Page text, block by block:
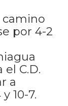
camino
por 4-2
C.D.
a
10-7.